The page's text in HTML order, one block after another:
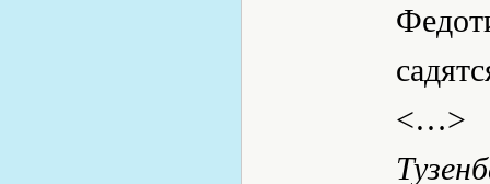
<…>